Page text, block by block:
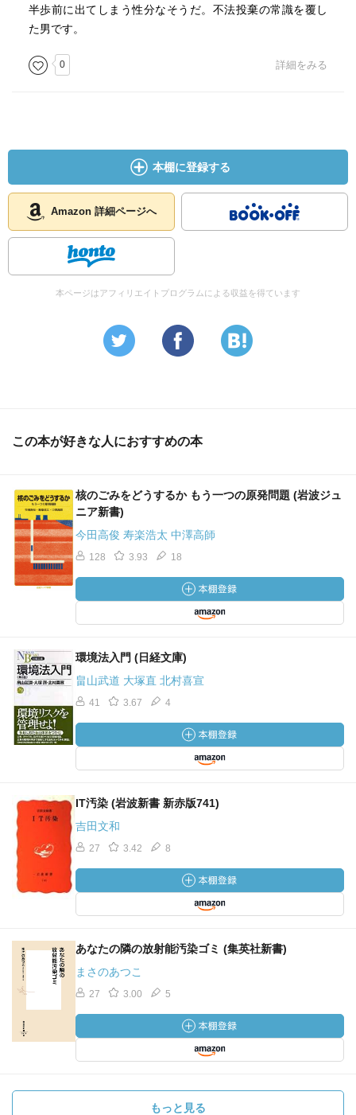
半歩前に出てしまう性分なそうだ。不法投棄の常識を覆し
た男です。
0 詳細をみる
本棚に登録する
Amazon 詳細ページへ
本ページはアフィリエイトプログラムによる収益を得ています
この本が好きな人におすすめの本
核のごみをどうするか もう一つの原発問題 (岩波ジュ
ニア新書)
今田高俊 寿楽浩太 中澤高師
128 3.93 18
環境法入門 (日経文庫)
畠山武道 大塚直 北村喜宣
41 3.67 4
IT汚染 (岩波新書 新赤版741)
吉田文和
27 3.42 8
あなたの隣の放射能汚染ゴミ (集英社新書)
まさのあつこ
27 3.00 5
もっと見る